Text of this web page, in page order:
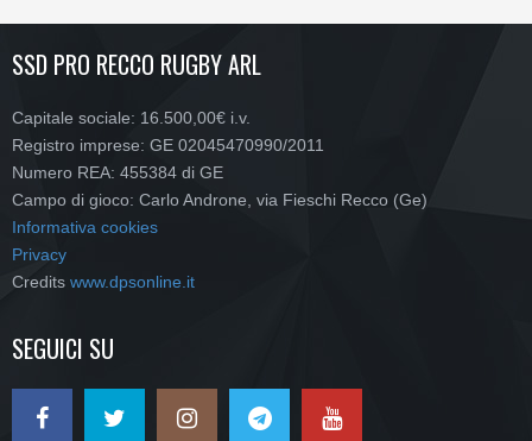
SSD PRO RECCO RUGBY ARL
Capitale sociale: 16.500,00€ i.v.
Registro imprese: GE 02045470990/2011
Numero REA: 455384 di GE
Campo di gioco: Carlo Androne, via Fieschi Recco (Ge)
Informativa cookies
Privacy
Credits www.dpsonline.it
SEGUICI SU